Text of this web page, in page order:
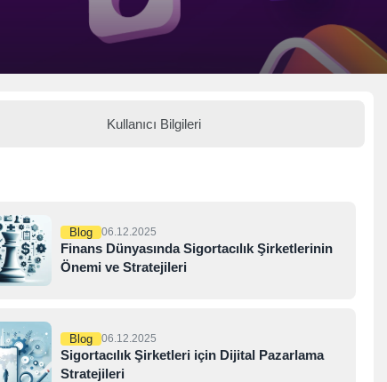
Kullanıcı Bilgileri
Blog 06.12.2025
Finans Dünyasında Sigortacılık Şirketlerinin
Önemi ve Stratejileri
Blog 06.12.2025
Sigortacılık Şirketleri için Dijital Pazarlama
Stratejileri